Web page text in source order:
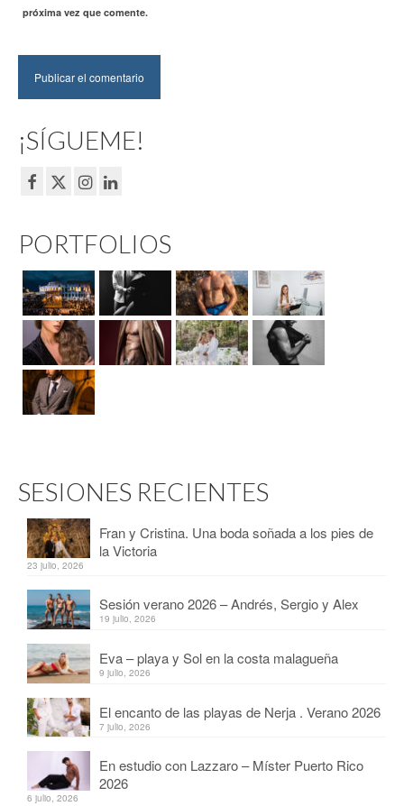
próxima vez que comente.
¡SÍGUEME!
PORTFOLIOS
SESIONES RECIENTES
Fran y Cristina. Una boda soñada a los pies de
la Victoria
23 julio, 2026
Sesión verano 2026 – Andrés, Sergio y Alex
19 julio, 2026
Eva – playa y Sol en la costa malagueña
9 julio, 2026
El encanto de las playas de Nerja . Verano 2026
7 julio, 2026
En estudio con Lazzaro – Míster Puerto Rico
2026
6 julio, 2026